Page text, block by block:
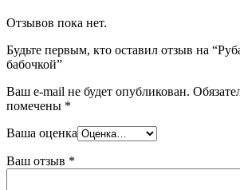
Отзывов пока нет.
Будьте первым, кто оставил отзыв на
бабочкой”
Ваш e-mail не будет опубликован.
помечены *
Ваша оценка
Ваш отзыв *